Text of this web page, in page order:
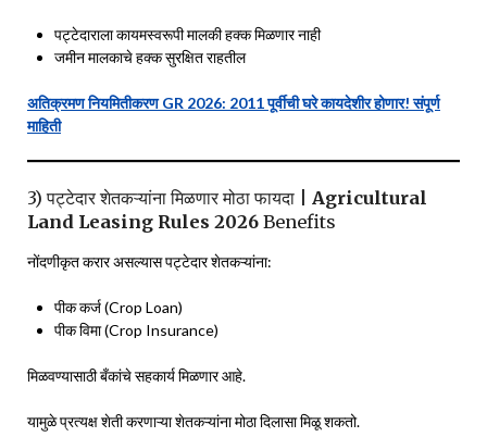
पट्टेदाराला कायमस्वरूपी मालकी हक्क मिळणार नाही
जमीन मालकाचे हक्क सुरक्षित राहतील
अतिक्रमण नियमितीकरण GR 2026: 2011 पूर्वीची घरे कायदेशीर होणार! संपूर्ण
माहिती
3) पट्टेदार शेतकऱ्यांना मिळणार मोठा फायदा | Agricultural
Land Leasing Rules 2026 Benefits
नोंदणीकृत करार असल्यास पट्टेदार शेतकऱ्यांना:
पीक कर्ज (Crop Loan)
पीक विमा (Crop Insurance)
मिळवण्यासाठी बँकांचे सहकार्य मिळणार आहे.
यामुळे प्रत्यक्ष शेती करणाऱ्या शेतकऱ्यांना मोठा दिलासा मिळू शकतो.